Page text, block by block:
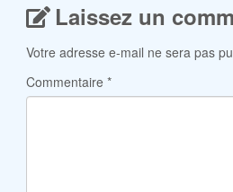
Laissez un
Votre adresse e-mail ne sera pas
Commentaire *